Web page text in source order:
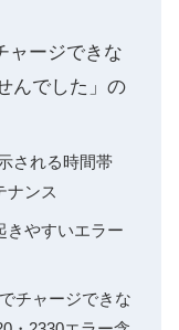
ャージできな
んでした」の
される時間帯
ナンス
きやすいエラー
チャージできな